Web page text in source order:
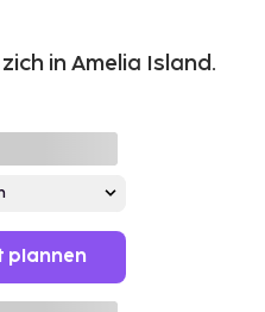
in Amelia Island.
plannen